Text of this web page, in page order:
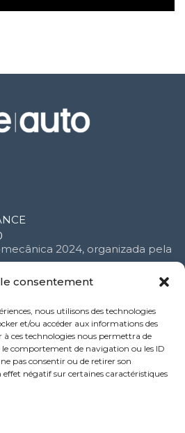
consentement
nous utilisons des technologies
et/ou accéder aux informations des
à ces technologies nous permettra de
le comportement de navigation ou les ID
pas consentir ou de retirer son
négatif sur certaines caractéristiques
2024, organizada pela
de suporte ao cliente
serviço Performance: